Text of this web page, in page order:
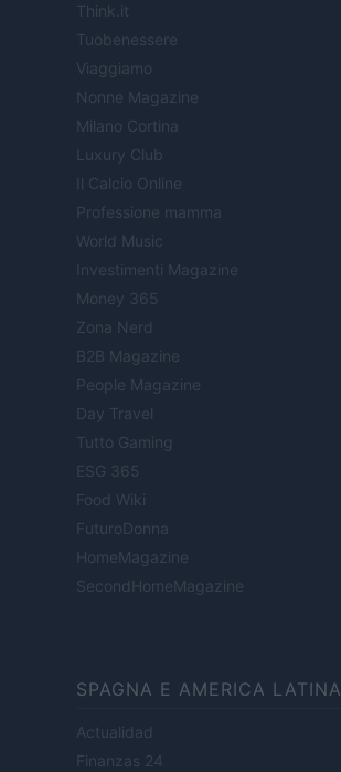
Think.it
Tuobenessere
Viaggiamo
Nonne Magazine
Milano Cortina
Luxury Club
Il Calcio Online
Professione mamma
World Music
Investimenti Magazine
Money 365
Zona Nerd
B2B Magazine
People Magazine
Day Travel
Tutto Gaming
ESG 365
Food Wiki
FuturoDonna
HomeMagazine
SecondHomeMagazine
SPAGNA E AMERICA LATINA
Actualidad
Finanzas 24